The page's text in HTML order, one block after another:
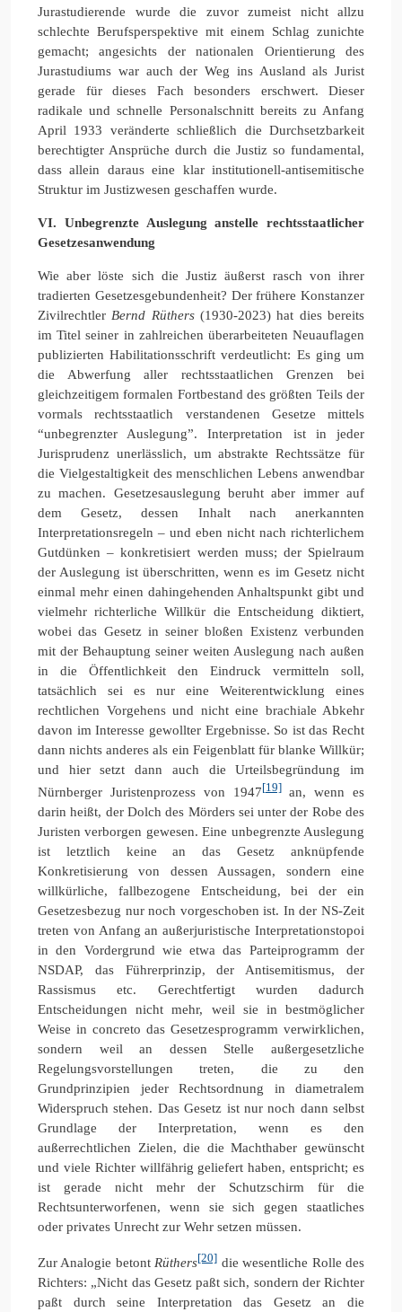
Jurastudierende wurde die zuvor zumeist nicht allzu
schlechte Berufsperspektive mit einem Schlag zunichte
gemacht; angesichts der nationalen Orientierung des
Jurastudiums war auch der Weg ins Ausland als Jurist
gerade für dieses Fach besonders erschwert. Dieser
radikale und schnelle Personalschnitt bereits zu Anfang
April 1933 veränderte schließlich die Durchsetzbarkeit
berechtigter Ansprüche durch die Justiz so fundamental,
dass allein daraus eine klar institutionell-antisemitische
Struktur im Justizwesen geschaffen wurde.
VI. Unbegrenzte Auslegung anstelle rechtsstaatlicher
Gesetzesanwendung
Wie aber löste sich die Justiz äußerst rasch von ihrer
tradierten Gesetzesgebundenheit? Der frühere Konstanzer
Zivilrechtler Bernd Rüthers(1930-2023) hat dies bereits
im Titel seiner in zahlreichen überarbeiteten Neuauflagen
publizierten Habilitationsschrift verdeutlicht: Es ging um
die Abwerfung aller rechtsstaatlichen Grenzen bei
gleichzeitigem formalen Fortbestand des größten Teils der
vormals rechtsstaatlich verstandenen Gesetze mittels
“unbegrenzter Auslegung”. Interpretation ist in jeder
Jurisprudenz unerlässlich, um abstrakte Rechtssätze für
die Vielgestaltigkeit des menschlichen Lebens anwendbar
zu machen. Gesetzesauslegung beruht aber immer auf
dem Gesetz, dessen Inhalt nach anerkannten
Interpretationsregeln – und eben nicht nach richterlichem
Gutdünken – konkretisiert werden muss; der Spielraum
der Auslegung ist überschritten, wenn es im Gesetz nicht
einmal mehr einen dahingehenden Anhaltspunkt gibt und
vielmehr richterliche Willkür die Entscheidung diktiert,
wobei das Gesetz in seiner bloßen Existenz verbunden
mit der Behauptung seiner weiten Auslegung nach außen
in die Öffentlichkeit den Eindruck vermitteln soll,
tatsächlich sei es nur eine Weiterentwicklung eines
rechtlichen Vorgehens und nicht eine brachiale Abkehr
davon im Interesse gewollter Ergebnisse. So ist das Recht
dann nichts anderes als ein Feigenblatt für blanke Willkür;
und hier setzt dann auch die Urteilsbegründung im
Nürnberger Juristenprozess von 1947[19]an, wenn es
darin heißt, der Dolch des Mörders sei unter der Robe des
Juristen verborgen gewesen. Eine unbegrenzte Auslegung
ist letztlich keine an das Gesetz anknüpfende
Konkretisierung von dessen Aussagen, sondern eine
willkürliche, fallbezogene Entscheidung, bei der ein
Gesetzesbezug nur noch vorgeschoben ist. In der NS-Zeit
treten von Anfang an außerjuristische Interpretationstopoi
in den Vordergrund wie etwa das Parteiprogramm der
NSDAP, das Führerprinzip, der Antisemitismus, der
Rassismus etc. Gerechtfertigt wurden dadurch
Entscheidungen nicht mehr, weil sie in bestmöglicher
Weise in concreto das Gesetzesprogramm verwirklichen,
sondern weil an dessen Stelle außergesetzliche
Regelungsvorstellungen treten, die zu den
Grundprinzipien jeder Rechtsordnung in diametralem
Widerspruch stehen. Das Gesetz ist nur noch dann selbst
Grundlage der Interpretation, wenn es den
außerrechtlichen Zielen, die die Machthaber gewünscht
und viele Richter willfährig geliefert haben, entspricht; es
ist gerade nicht mehr der Schutzschirm für die
Rechtsunterworfenen, wenn sie sich gegen staatliches
oder privates Unrecht zur Wehr setzen müssen.
Zur Analogie betont Rüthers[20] die wesentliche Rolle des
Richters: „Nicht das Gesetz paßt sich, sondern der Richter
paßt durch seine Interpretation das Gesetz an die